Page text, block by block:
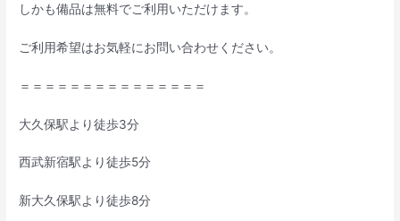
しかも備品は無料でご利用いただけます。
ご利用希望はお気軽にお問い合わせください。
＝＝＝＝＝＝＝＝＝＝＝＝＝＝＝
大久保駅より徒歩3分
西武新宿駅より徒歩5分
新大久保駅より徒歩8分